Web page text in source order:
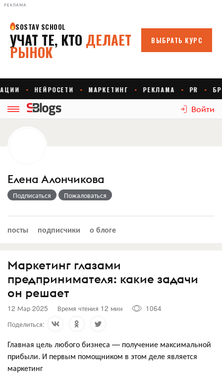
РЕКЛАМА
Войти
Елена Алончикова
Подписаться Пожаловаться
посты подписчики о блоге
Маркетинг глазами
предпринимателя: какие задачи
он решает
12 Мар 2025 Время чтения 12 мин
1064
Поделиться:
Главная цель любого бизнеса — получение максимальной
прибыли. И первым помощником в этом деле является
маркетинг